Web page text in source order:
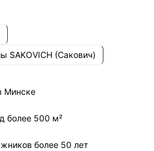
SAKOVICH (Сакович)
Минске
более 500 м²
более 50 лет